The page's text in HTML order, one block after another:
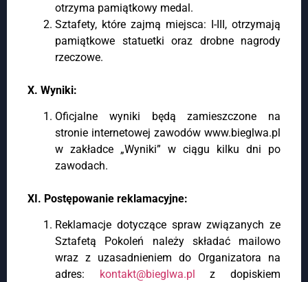
otrzyma pamiątkowy medal.
Sztafety, które zajmą miejsca: I-III, otrzymają
pamiątkowe statuetki oraz drobne nagrody
rzeczowe.
X. Wyniki:
Oficjalne wyniki będą zamieszczone na
stronie internetowej zawodów www.bieglwa.pl
w zakładce „Wyniki” w ciągu kilku dni po
zawodach.
XI. Postępowanie reklamacyjne:
Reklamacje dotyczące spraw związanych ze
Sztafetą Pokoleń należy składać mailowo
wraz z uzasadnieniem do Organizatora na
adres:
kontakt@bieglwa.pl
z dopiskiem